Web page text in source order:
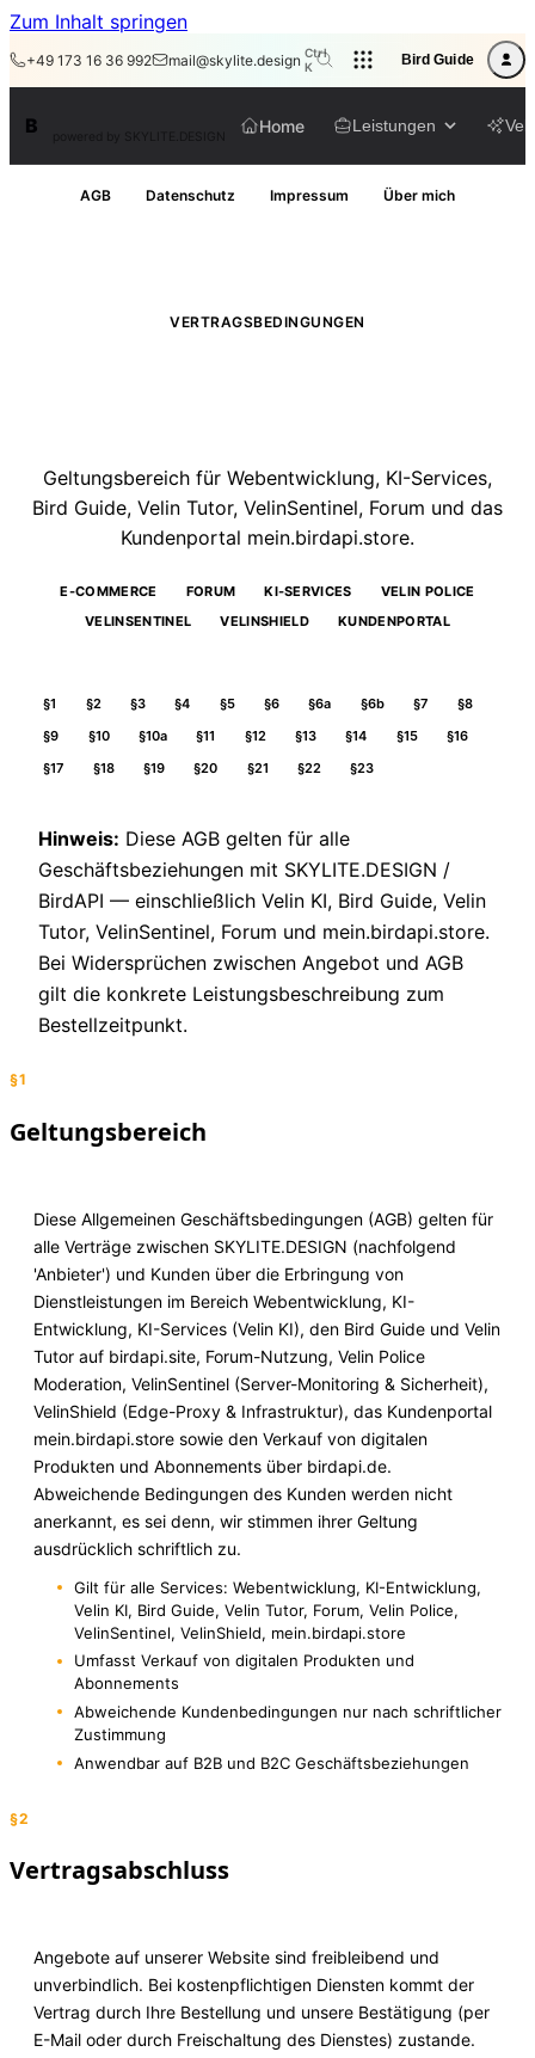
Zum Inhalt springen
+49 173 16 36 992 mail@skylite.design Ctrl
K
Bird Guide
B powered by SKYLITE.DESIGN
Home Leistungen
AGB Datenschutz Impressum Über mich
VERTRAGSBEDINGUNGEN
Geltungsbereich für Webentwicklung, KI-Services,
Bird Guide, Velin Tutor, VelinSentinel, Forum und das
Kundenportal mein.birdapi.store.
E-COMMERCE FORUM KI-SERVICES
VELIN POLICE
VELINSENTINEL
VELINSHIELD KUNDENPORTAL
§1 §2 §3 §4 §5 §6 §6a §6b §7
§8
§9
§10 §10a §11 §12 §13 §14 §15
§16
§17
§18 §19 §20 §21 §22 §23
Hinweis: Diese AGB gelten für alle
Geschäftsbeziehungen mit SKYLITE.DESIGN /
BirdAPI — einschließlich Velin KI, Bird Guide, Velin
Tutor, VelinSentinel, Forum und mein.birdapi.store.
Bei Widersprüchen zwischen Angebot und AGB
gilt die konkrete Leistungsbeschreibung zum
Bestellzeitpunkt.
§1
Geltungsbereich
Diese Allgemeinen Geschäftsbedingungen (AGB) gelten für
alle Verträge zwischen SKYLITE.DESIGN (nachfolgend
'Anbieter') und Kunden über die Erbringung von
Dienstleistungen im Bereich Webentwicklung, KI-
Entwicklung, KI-Services (Velin KI), den Bird Guide und Velin
Tutor auf birdapi.site, Forum-Nutzung, Velin Police
Moderation, VelinSentinel (Server-Monitoring & Sicherheit),
VelinShield (Edge-Proxy & Infrastruktur), das Kundenportal
mein.birdapi.store sowie den Verkauf von digitalen
Produkten und Abonnements über birdapi.de.
Abweichende Bedingungen des Kunden werden nicht
anerkannt, es sei denn, wir stimmen ihrer Geltung
ausdrücklich schriftlich zu.
Gilt für alle Services: Webentwicklung, KI-Entwicklung,
Velin KI, Bird Guide, Velin Tutor, Forum, Velin Police,
VelinSentinel, VelinShield, mein.birdapi.store
Umfasst Verkauf von digitalen Produkten und
Abonnements
Abweichende Kundenbedingungen nur nach schriftlicher
Zustimmung
Anwendbar auf B2B und B2C Geschäftsbeziehungen
§2
Vertragsabschluss
Angebote auf unserer Website sind freibleibend und
unverbindlich. Bei kostenpflichtigen Diensten kommt der
Vertrag durch Ihre Bestellung und unsere Bestätigung (per
E-Mail oder durch Freischaltung des Dienstes) zustande.